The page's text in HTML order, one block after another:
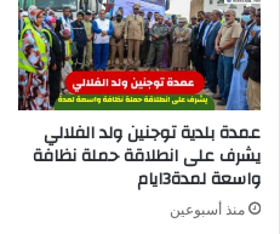
عمدة بلدية توجنين ولد الفلالي
يشرف على انطلاقة حملة نظافة
واسعة لمدة3ايام
منذ أسبوعين